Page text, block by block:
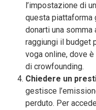
l’impostazione di
questa
donarti una somma
raggiungi il budget
voga online, dove
di crowfounding.
Chiedere un
gestisce
perduto. Per